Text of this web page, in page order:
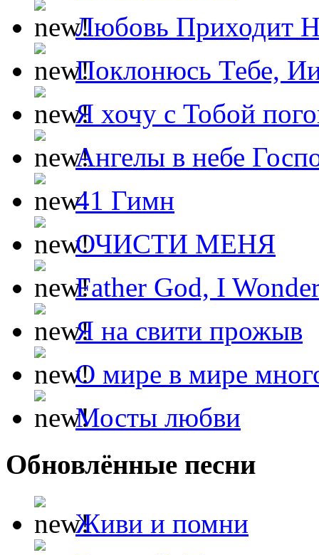
Любовь Приходит
Поклонюсь Тебе,
Я хочу с Тобой
Ангелы в небе
41 Гимн
ОЧИСТИ МЕНЯ
Father God, I
Я на свити прожыв
О мире в мире
Мосты любви
Обновлённые песни
Живи и помни